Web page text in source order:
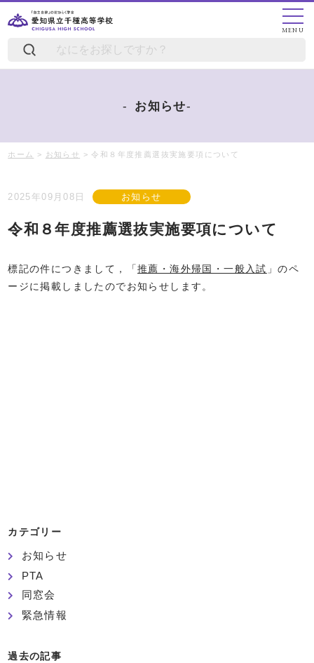
MENU
お知らせ
ホーム > お知らせ >令和８年度推薦選抜実施要項について
2025年09月08日 お知らせ
令和８年度推薦選抜実施要項について
標記の件につきまして，「推薦・海外帰国・一般入試 」のペ
ージに掲載しましたのでお知らせします。
カテゴリー
お知らせ
PTA
同窓会
緊急情報
過去の記事